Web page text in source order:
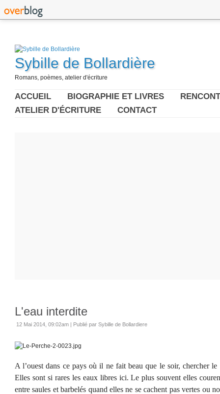
Sybille de Bollardière
Romans, poèmes, atelier d'écriture
ACCUEIL BIOGRAPHIE ET LIVRES
ATELIER D'ÉCRITURE
CONTACT
L'eau interdite
12 Mai 2014, 09:02am | Publié par Sybille de Bollardiere
A l’ouest dans ce pays où il ne fait beau que le soir, chercher
Elles sont si rares les eaux libres ici. Le plus souvent elles
entre saules et barbelés quand elles ne se cachent pas vertes ou